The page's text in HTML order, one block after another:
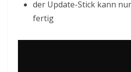
der Update-Stick kann
fertig